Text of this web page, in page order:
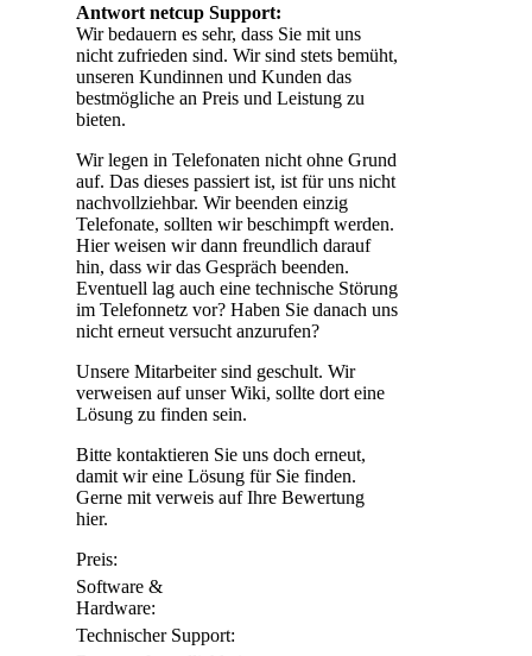
Antwort netcup Support:
Wir bedauern es sehr, dass Sie mit uns
nicht zufrieden sind. Wir sind stets bemüht,
unseren Kundinnen und Kunden das
bestmögliche an Preis und Leistung zu
bieten.
Wir legen in Telefonaten nicht ohne Grund
auf. Das dieses passiert ist, ist für uns nicht
nachvollziehbar. Wir beenden einzig
Telefonate, sollten wir beschimpft werden.
Hier weisen wir dann freundlich darauf
hin, dass wir das Gespräch beenden.
Eventuell lag auch eine technische Störung
im Telefonnetz vor? Haben Sie danach uns
nicht erneut versucht anzurufen?
Unsere Mitarbeiter sind geschult. Wir
verweisen auf unser Wiki, sollte dort eine
Lösung zu finden sein.
Bitte kontaktieren Sie uns doch erneut,
damit wir eine Lösung für Sie finden.
Gerne mit verweis auf Ihre Bewertung
hier.
Preis:
Software &
Hardware:
Technischer Support: